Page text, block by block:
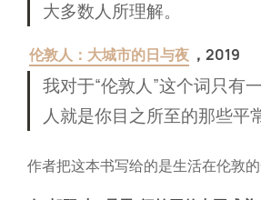
大多数人所理解。
伦敦人：大城市的日与夜 ，2019
我对于“伦敦人”这个词只有
人就是你目之所至的那些平
作者把这本书写给的是生活在伦敦的